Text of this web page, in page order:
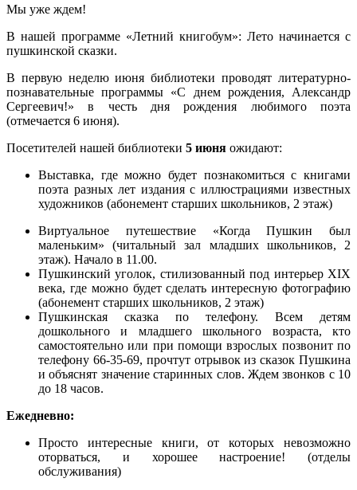
Мы уже ждем!
В нашей программе «Летний книгобум»: Лето начинается с
пушкинской сказки.
В первую неделю июня библиотеки проводят литературно-
познавательные программы «С днем рождения, Александр
Сергеевич!» в честь дня рождения любимого поэта
(отмечается 6 июня).
Посетителей нашей библиотеки 5 июня ожидают:
Выставка, где можно будет познакомиться с книгами
поэта разных лет издания с иллюстрациями известных
художников (абонемент старших школьников, 2 этаж)
Виртуальное путешествие «Когда Пушкин был
маленьким» (читальный зал младших школьников, 2
этаж). Начало в 11.00.
Пушкинский уголок, стилизованный под интерьер ХIХ
века, где можно будет сделать интересную фотографию
(абонемент старших школьников, 2 этаж)
Пушкинская сказка по телефону. Всем детям
дошкольного и младшего школьного возраста, кто
самостоятельно или при помощи взрослых позвонит по
телефону 66-35-69, прочтут отрывок из сказок Пушкина
и объяснят значение старинных слов. Ждем звонков с 10
до 18 часов.
Ежедневно:
Просто интересные книги, от которых невозможно
оторваться, и хорошее настроение! (отделы
обслуживания)